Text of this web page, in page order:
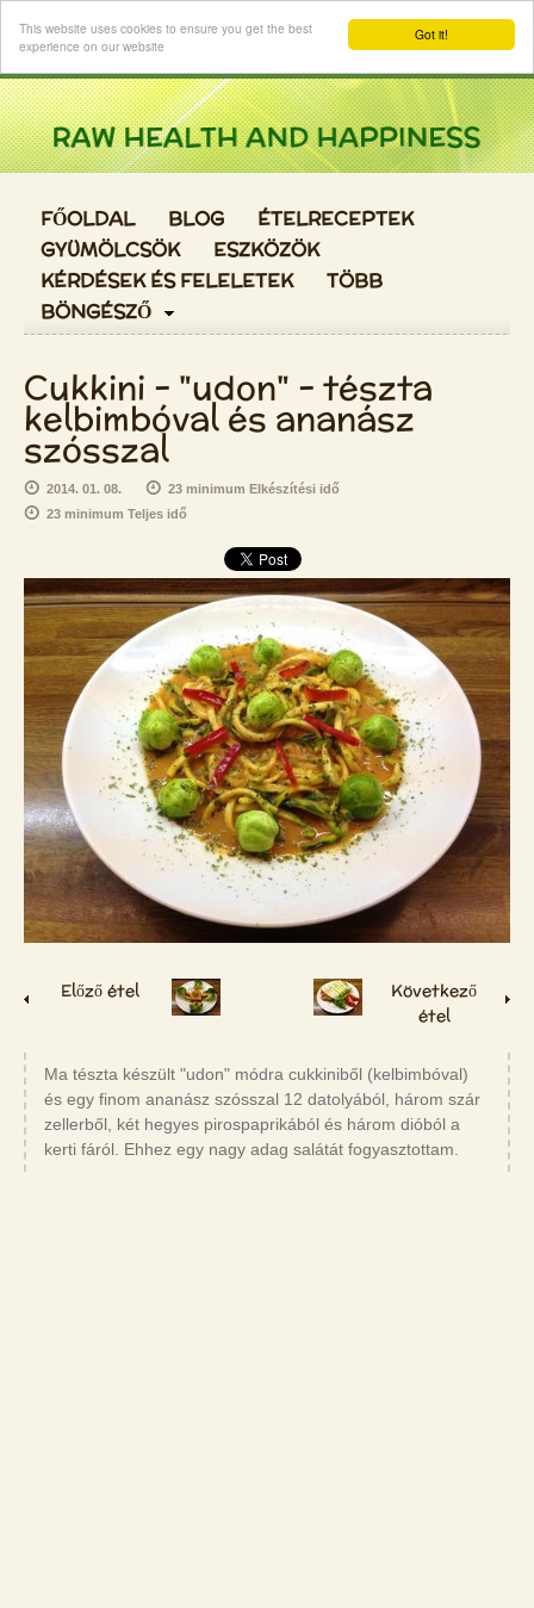
Got it!
This website uses cookies to ensure you get the best
experience on our website
Login
FŐOLDAL BLOG
ÉTELRECEPTEK
GYÜMÖLCSÖK
ESZKÖZÖK
KÉRDÉSEK ÉS FELELETEK
TÖBB
BÖNGÉSZŐ
Cukkini - "udon" - tészta
kelbimbóval és ananász
szósszal
2014. 01. 08.
23 minimum Elkészítési idő
23 minimum Teljes idő
Előző étel
Következő
étel
Ma tészta készült "udon" módra cukkiniből (kelbimbóval)
és egy finom ananász szósszal 12 datolyából, három szár
zellerből, két hegyes pirospaprikából és három dióból a
kerti fáról. Ehhez egy nagy adag salátát fogyasztottam.